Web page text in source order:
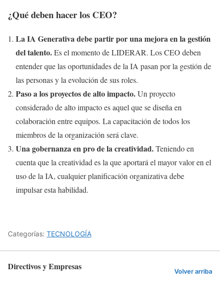
¿Qué deben hacer los CEO?
La IA Generativa debe partir por una mejora en la gestión
del talento.Es el momento de LIDERAR. Los CEO deben
entender que las oportunidades de la IA pasan por la gestión de
las personas y la evolución de sus roles.
Paso a los proyectos de alto impacto.Un proyecto
considerado de alto impacto es aquel que se diseña en
colaboración entre equipos. La capacitación de todos los
miembros de la organización será clave.
Una gobernanza en pro de la creatividad.Teniendo en
cuenta que la creatividad es la que aportará el mayor valor en el
uso de la IA, cualquier planificación organizativa debe
impulsar esta habilidad.
Categorías: TECNOLOGÍA
Directivos y Empresas Volver arriba